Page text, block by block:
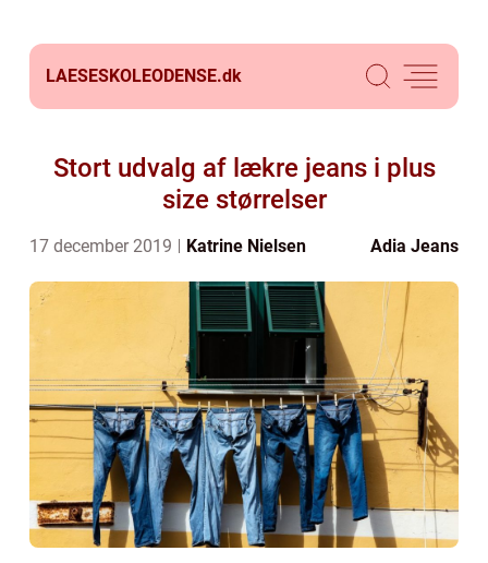
LAESESKOLEODENSE.dk
Stort udvalg af lækre jeans i plus
size størrelser
17 december 2019 Katrine Nielsen Adia Jeans